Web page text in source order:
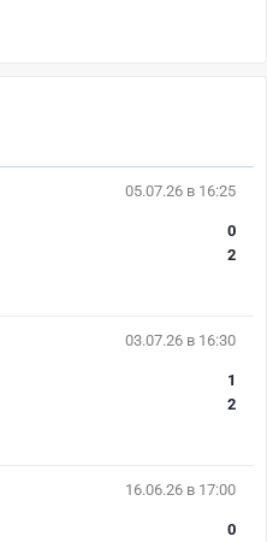
05.07.26 в 16:25
0
2
03.07.26 в 16:30
1
2
16.06.26 в 17:00
0